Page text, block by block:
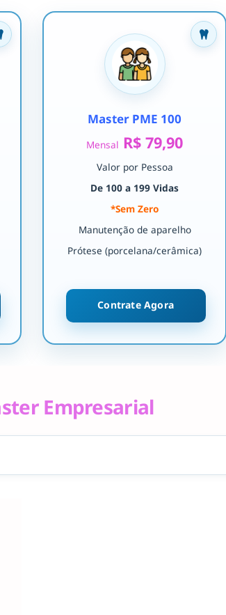
Master PME 100
Mensal R$ 79,90
Valor por Pessoa
De 100 a 199 Vidas
*Sem Zero
Manutenção de aparelho
Prótese (porcelana/cerâmica)
Contrate Agora
Empresarial